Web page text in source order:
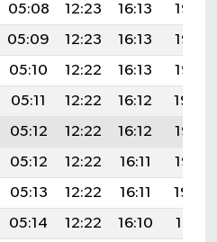
05:08 12:23 16:13
19:28
05:09 12:23 16:13
19:26
05:10 12:22 16:13
19:25
05:11 12:22 16:12
19:24
05:12 12:22 16:12
19:23
05:12 12:22 16:11
19:22
05:13 12:22 16:11
19:20
05:14 12:22 16:10
19:19